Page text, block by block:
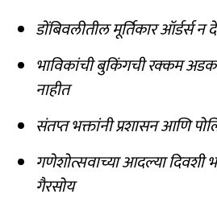
डोंबिवलीतील मूर्तिकार ऑर्डर्स
भाविकांची बुकिंगची रक्कम
नाहीत
संतप्त भक्तांनी प्रशासन आणि
गणेशोत्सवाच्या आदल्या दिवशी
गैरसोय